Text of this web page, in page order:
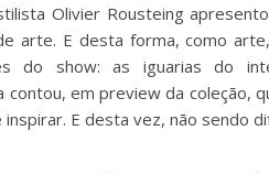
Olivier Rousteing
arte. E desta forma, como
do show: as iguarias do
contou, em preview da coleção,
inspirar. E desta vez, não sendo